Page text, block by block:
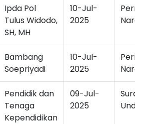
Ipda Pol
Tulus Widodo,
SH, MH
10-Jul-
2025
Bambang
Soepriyadi
10-Jul-
2025
Pendidik dan
Tenaga
Kependidikan
09-Jul-
2025
Surat